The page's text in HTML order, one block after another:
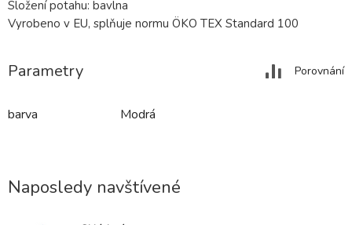
Složení potahu: bavlna
Vyrobeno v EU, splňuje normu ÖKO TEX Standard 100
Parametry Porovnání
barva Modrá
Naposledy navštívené